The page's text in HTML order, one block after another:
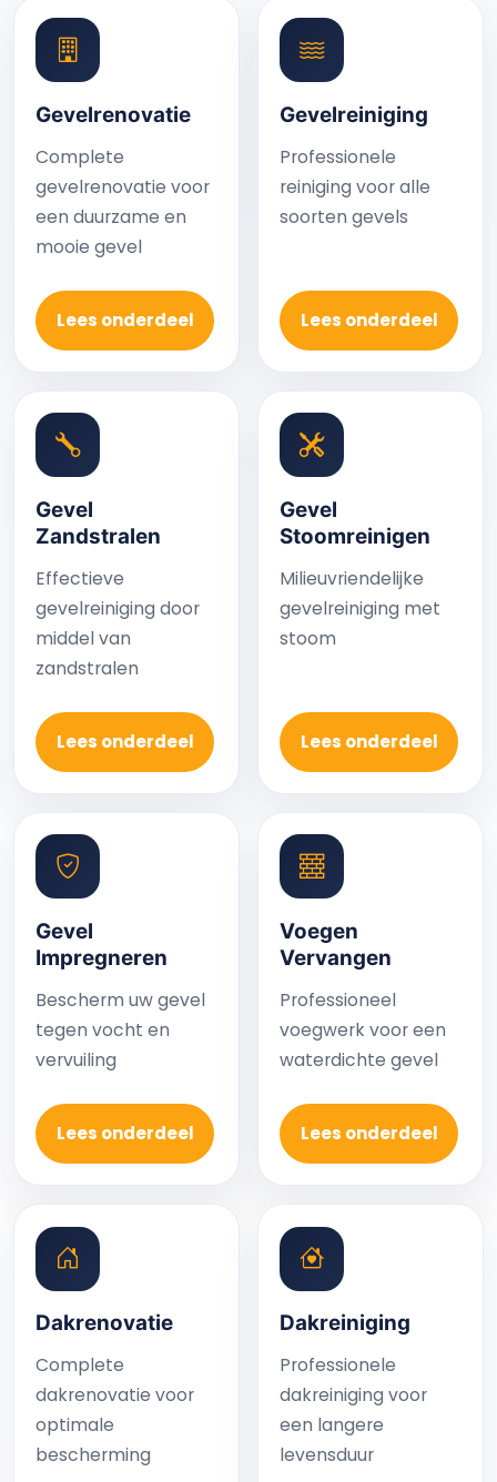
Gevelrenovatie
Complete
gevelrenovatie voor
een duurzame en
mooie gevel
Lees onderdeel
Gevelreiniging
Professionele
reiniging voor alle
soorten gevels
Lees onderdeel
Gevel
Zandstralen
Effectieve
gevelreiniging door
middel van
zandstralen
Lees onderdeel
Gevel
Stoomreinigen
Milieuvriendelijke
gevelreiniging met
stoom
Lees onderdeel
Gevel
Impregneren
Bescherm uw gevel
tegen vocht en
vervuiling
Lees onderdeel
Voegen
Vervangen
Professioneel
voegwerk voor een
waterdichte gevel
Lees onderdeel
Dakrenovatie
Complete
dakrenovatie voor
optimale
bescherming
Dakreiniging
Professionele
dakreiniging voor
een langere
levensduur